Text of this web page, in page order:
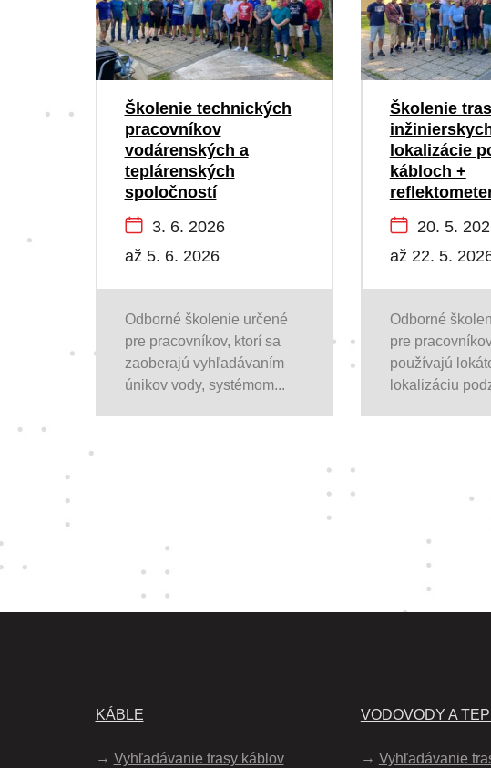
Školenie technických
pracovníkov
vodárenských a
teplárenských
spoločností
3. 6. 2026
až 5. 6. 2026
Odborné školenie určené
pre pracovníkov, ktorí sa
zaoberajú vyhľadávaním
únikov vody, systémom...
Školenie
lokalizácie
kábloch +
20. 5.
až 22. 5.
Odborné
pre
používajú
lokalizáciu
KÁBLE
Vyhľadávanie trasy káblov
VODOVODY A
Vyhľadávanie